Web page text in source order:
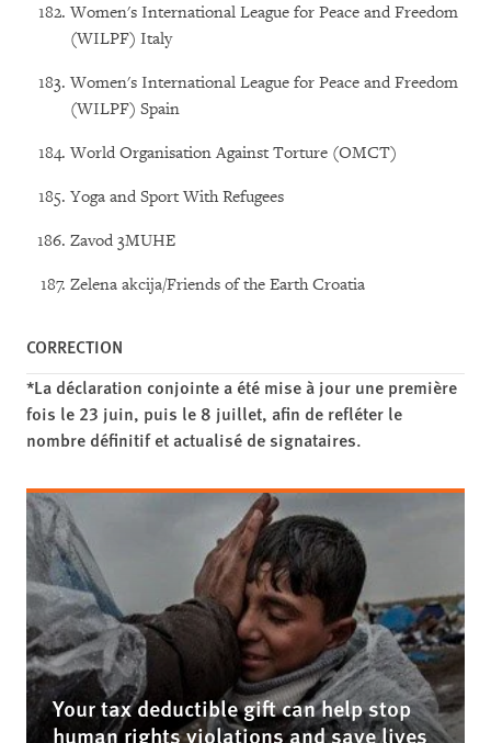
Women's International League for Peace and Freedom
(WILPF) Italy
Women's International League for Peace and Freedom
(WILPF) Spain
World Organisation Against Torture (OMCT)
Yoga and Sport With Refugees
Zavod 3MUHE
Zelena akcija/Friends of the Earth Croatia
CORRECTION
*La déclaration conjointe a été mise à jour une première
fois le 23 juin, puis le 8 juillet, afin de refléter le
nombre définitif et actualisé de signataires.
Your tax deductible gift can help stop
human rights violations and save lives